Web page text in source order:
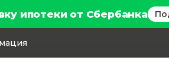
ипотеки от Сбербанка